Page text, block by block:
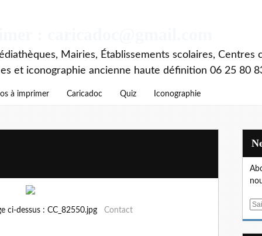
Mairies, Établissements scolaires, Centres
et iconographie ancienne haute définition 06 25 80
à imprimer Caricadoc Quiz Iconographie
ci-dessus : CC_82550.jpg Contact
E